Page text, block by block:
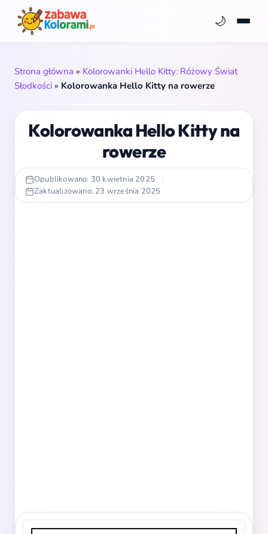
🌙
Strona główna » Kolorowanki Hello Kitty: Różowy Świat
Słodkości » Kolorowanka Hello Kitty na rowerze
Kolorowanka Hello Kitty na
rowerze
Opublikowano: 30 kwietnia 2025
|
Zaktualizowano: 23 września 2025